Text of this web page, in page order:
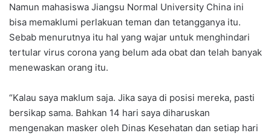
Namun mahasiswa Jiangsu Normal University China ini
bisa memaklumi perlakuan teman dan tetangganya itu.
Sebab menurutnya itu hal yang wajar untuk menghindari
tertular virus corona yang belum ada obat dan telah banyak
menewaskan orang itu.
“Kalau saya maklum saja. Jika saya di posisi mereka, pasti
bersikap sama. Bahkan 14 hari saya diharuskan
mengenakan masker oleh Dinas Kesehatan dan setiap hari